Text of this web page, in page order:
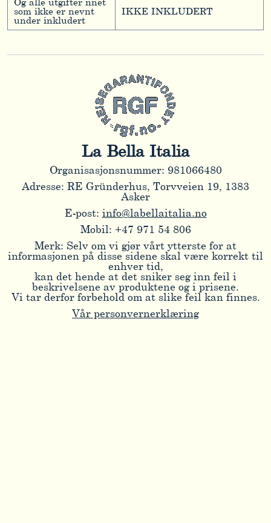
Og alle utgifter nnet
som ikke er nevnt
under inkludert
IKKE INKLUDERT
La Bella Italia
Organisasjonsnummer: 981066480
Adresse: RE Gründerhus, Torvveien 19, 1383
Asker
E-post: info@labellaitalia.no
Mobil: +47 971 54 806
Merk: Selv om vi gjør vårt ytterste for at
informasjonen på disse sidene skal være korrekt til
enhver tid,
kan det hende at det sniker seg inn feil i
beskrivelsene av produktene og i prisene.
Vi tar derfor forbehold om at slike feil kan finnes.
Vår personvernerklæring